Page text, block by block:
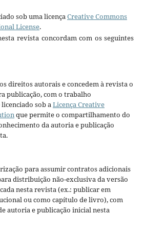
sob uma licençaCreative Commons
License.
revista concordam com os seguintes
direitos autorais e concedem à revista o
publicação, com o trabalho
sob aLicença Creative
que permite o compartilhamento do
da autoria e publicação
para assumir contratos adicionais
distribuição não-exclusiva da versão
nesta revista (ex.: publicar em
ou como capítulo de livro), com
autoria e publicação inicial nesta